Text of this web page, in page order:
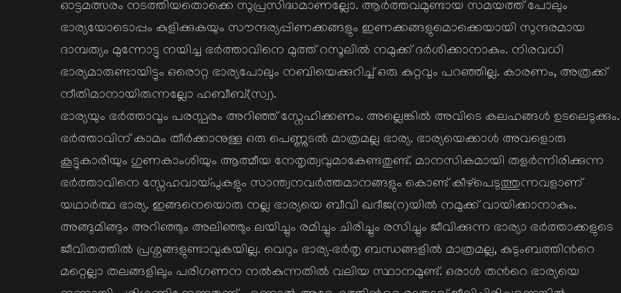
ഓട്ടമത്സരം നടത്തിയതൊക്കെ സുപ്രസിദ്ധമാണല്ലോ. ആര്‍ത്തവമുണ്ടായ സമയത്ത് പോലും
ഭാര്യയോടൊപ്പം കുളിക്കുകയും സൗന്ദര്യപ്പിണക്കങ്ങളും ഇണക്കങ്ങളുമൊക്കെയായി സുന്ദരമായ
ദാമ്പത്യം മുന്നോട്ടു നയിച്ച ഭര്‍ത്താവിനെ മുത്ത് റസൂലില്‍ നമുക്ക് ദര്‍ശിക്കാനാകും. നിരവധി
ഭാര്യമാരുണ്ടായിട്ടും ഒരൊറ്റ ഭാര്യപോലും നബിയെക്കുറിച്ച് ഒരു കുറ്റവും പറഞ്ഞില്ല. കാരണം, അത്രക്ക്
നീതിമാനായിരുന്നല്ലോ ഹബീബ്(സ്വ).
ഭാര്യയും ഭര്‍ത്താവും പരസ്പരം അറിഞ്ഞ് സ്നേഹിക്കണം. അല്ലെങ്കില്‍ അവിടെ കലഹങ്ങള്‍ ഉടലെടുക്കും.
ഭര്‍ത്താവിന് കാമം തീര്‍ക്കാനുള്ള ഒരു പെണ്ണുടല്‍ മാത്രമല്ല ഭാര്യ. ഭാര്യയെക്കാള്‍ അവളൊരു
കൂട്ടുകാരിയും ഗുണകാംശിയും ആത്മീയ നേതൃത്വവുമാകേണ്ടതുണ്ട്. മാനസികമായി തളര്‍ന്നിരിക്കുന്ന
ഭര്‍ത്താവിനെ സ്നേഹവായ്പുകളും സാന്ത്വനവര്‍ത്തമാനങ്ങളും കൊണ്ട് കീഴ്പെടുത്തുന്നവളാണ്
യഥാര്‍ത്ഥ ഭാര്യ. ഇങ്ങനെയൊരു നല്ല ഭാര്യയെ ബീവി ഖദീജ(റ)യില്‍ നമുക്ക് വായിക്കാനാകും.
അങ്ങുമിങ്ങും അറിഞ്ഞും അലിഞ്ഞും ലയിച്ചും രമിച്ചും ചിരിച്ചും രസിച്ചും ജീവിക്കുന്ന ഭാര്യാ ഭര്‍ത്താക്കളുടെ
ജീവിതത്തില്‍ പ്രശ്നങ്ങളുണ്ടാവുകയില്ല. വെറും ഭാര്യ-ഭര്‍തൃ ബന്ധങ്ങളില്‍ മാത്രമല്ല, കുടുംബത്തിന്‍റെ
മറ്റെല്ലാ തലങ്ങളിലും പരിഗണന നല്‍കുന്നതില്‍ വലിയ സ്ഥാനമുണ്ട്. ഒരാള്‍ തന്‍റെ ഭാര്യയെ